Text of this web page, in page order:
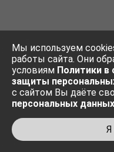
Мы используем
работы сайта. Они
условиям Политики в
защиты
с сайтом Вы даёте
персональных данных
Я